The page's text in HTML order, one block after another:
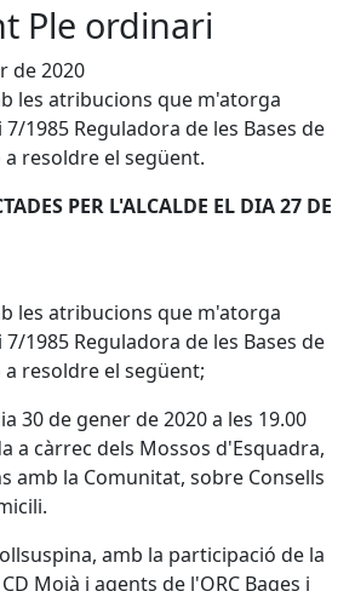
Ple ordinari
de 2020
les atribucions que m'atorga
1985 Reguladora de les Bases de
a resoldre el següent.
PER L'ALCALDE EL DIA 27 DE
les atribucions que m'atorga
1985 Reguladora de les Bases de
a resoldre el següent;
30 de gener de 2020 a les 19.00
a càrrec dels Mossos d'Esquadra,
amb la Comunitat, sobre Consells
amb la participació de la
Moià i agents de l'ORC Bages i